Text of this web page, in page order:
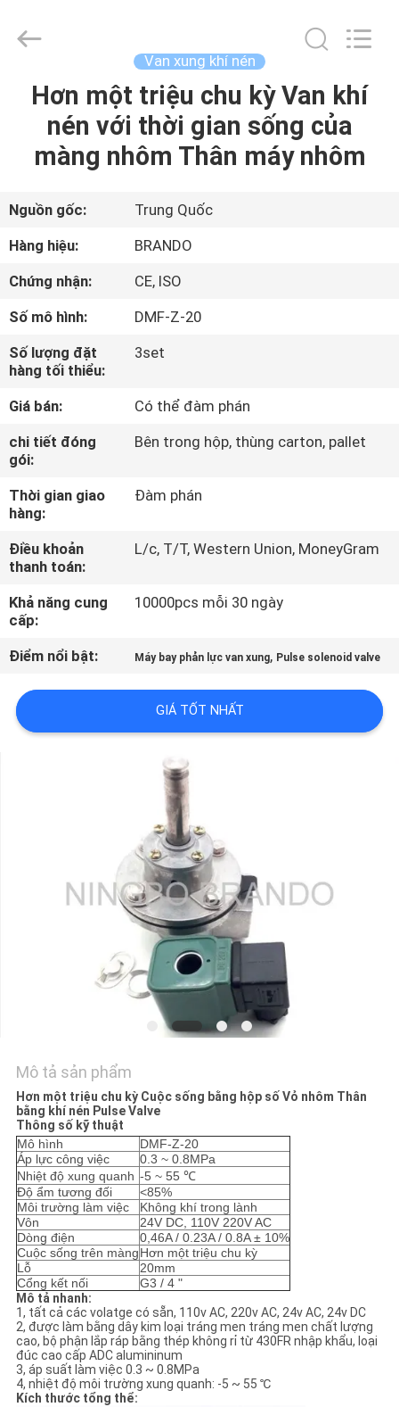
NHÀ
SẢN
VỀ
CHÚNG
CHUYẾN
THAM
QUAN
NHÀ
KIỂM
SOÁT
CHẤT
LƯỢNG
LIÊN
HỆ
VỚI
SƠ
ĐỒ
TRANG
WEB
CHÍNH
SÁCH
BẢO
MẬT
Brando
Hardware
Reserved.
Van xung khí nén
Hơn một triệu chu kỳ Van khí
nén với thời gian sống của
màng nhôm Thân máy nhôm
Nguồn gốc:
Trung Quốc
Hàng hiệu:
BRANDO
Chứng nhận:
CE, ISO
Số mô hình:
DMF-Z-20
Số lượng đặt
hàng tối thiểu:
3set
Giá bán:
Có thể đàm phán
chi tiết đóng
gói:
Bên trong hộp, thùng carton, pallet
Thời gian giao
hàng:
Đàm phán
Điều khoản
thanh toán:
L/c, T/T, Western Union, MoneyGram
Khả năng cung
cấp:
10000pcs mỗi 30 ngày
Điểm nổi bật: Máy bay phản lực van xung, Pulse solenoid valve
GIÁ TỐT NHẤT
Mô tả sản phẩm
Hơn một triệu chu kỳ Cuộc sống bằng hộp số Vỏ nhôm Thân
bằng khí nén Pulse Valve
Thông số kỹ thuật
Mô hình
DMF-Z-20
Áp lực công việc
0.3 ~ 0.8MPa
Nhiệt độ xung quanh -5 ~ 55 ℃
Độ ẩm tương đối
<85%
Môi trường làm việc
Không khí trong lành
Vôn
24V DC, 110V 220V AC
Dòng điện
0,46A / 0.23A / 0.8A ± 10%
Cuộc sống trên màngHơn một triệu chu kỳ
Lỗ
20mm
Cổng kết nối
G3 / 4 "
Mô tả nhanh:
1, tất cả các volatge có sẵn, 110v AC, 220v AC, 24v AC, 24v DC
2, được làm bằng dây kim loại tráng men tráng men chất lượng
cao, bộ phận lắp ráp bằng thép không rỉ từ 430FR nhập khẩu, loại
đúc cao cấp ADC alumininum
3, áp suất làm việc 0.3 ~ 0.8MPa
4, nhiệt độ môi trường xung quanh: -5 ~ 55 ℃
Kích thước tổng thể: